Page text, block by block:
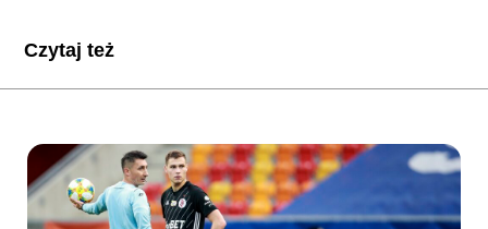
Czytaj też